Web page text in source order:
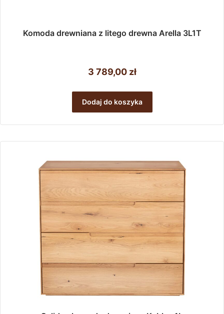
Komoda drewniana z litego drewna Arella 3L1T
3 789,00 zł
Dodaj do koszyka